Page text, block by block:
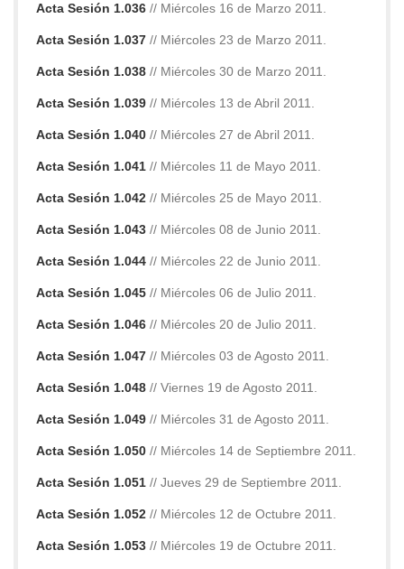
Acta Sesión 1.036 // Miércoles 16 de Marzo 2011.
Acta Sesión 1.037 // Miércoles 23 de Marzo 2011.
Acta Sesión 1.038 // Miércoles 30 de Marzo 2011.
Acta Sesión 1.039 // Miércoles 13 de Abril 2011.
Acta Sesión 1.040 // Miércoles 27 de Abril 2011.
Acta Sesión 1.041 // Miércoles 11 de Mayo 2011.
Acta Sesión 1.042 // Miércoles 25 de Mayo 2011.
Acta Sesión 1.043 // Miércoles 08 de Junio 2011.
Acta Sesión 1.044 // Miércoles 22 de Junio 2011.
Acta Sesión 1.045 // Miércoles 06 de Julio 2011.
Acta Sesión 1.046 // Miércoles 20 de Julio 2011.
Acta Sesión 1.047 // Miércoles 03 de Agosto 2011.
Acta Sesión 1.048 // Viernes 19 de Agosto 2011.
Acta Sesión 1.049 // Miércoles 31 de Agosto 2011.
Acta Sesión 1.050 // Miércoles 14 de Septiembre 2011.
Acta Sesión 1.051 // Jueves 29 de Septiembre 2011.
Acta Sesión 1.052 // Miércoles 12 de Octubre 2011.
Acta Sesión 1.053 // Miércoles 19 de Octubre 2011.